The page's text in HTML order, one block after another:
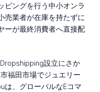
ピングを行う中小オンラ
売業者が在庫を持たずに
ーが最終消費者へ直接配
設立にさか
福田市場でジュエリー
は、グローバルなEコマ